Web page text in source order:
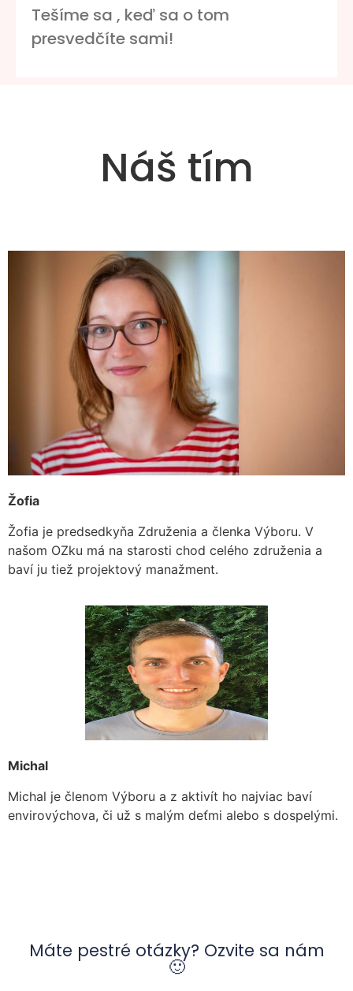
Tešíme sa , keď sa o tom
presvedčíte sami!
Náš tím
Žofia
Žofia je predsedkyňa Združenia a členka Výboru. V
našom OZku má na starosti chod celého združenia a
baví ju tiež projektový manažment.
Michal
Michal je členom Výboru a z aktivít ho najviac baví
envirovýchova, či už s malým deťmi alebo s dospelými.
Máte pestré otázky? Ozvite sa nám
🙂